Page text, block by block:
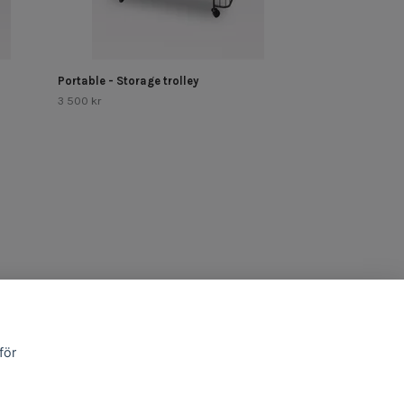
Portable - Storage trolley
3 500 kr